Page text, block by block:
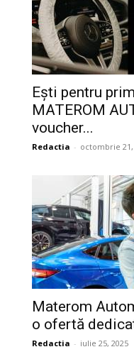
Ești pentru
MATEROM
voucher...
Redactia - octombrie 21,
Materom
o ofertă
Redactia - iulie 25, 2025